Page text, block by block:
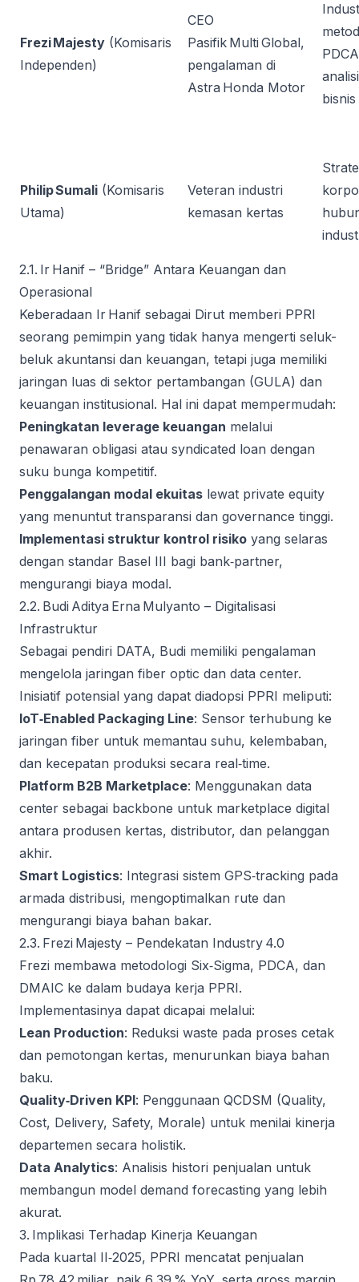
Frezi Majesty (Komisaris
Independen)
CEO
Pasifik Multi Global,
pengalaman di
Astra Honda Motor
bisnis
Philip Sumali (Komisaris
Utama)
Veteran industri
kemasan kertas
2.1. Ir Hanif – “Bridge” Antara Keuangan dan
Operasional
Keberadaan Ir Hanif sebagai Dirut memberi PPRI
seorang pemimpin yang tidak hanya mengerti seluk-
beluk akuntansi dan keuangan, tetapi juga memiliki
jaringan luas di sektor pertambangan (GULA) dan
keuangan institusional. Hal ini dapat mempermudah:
Peningkatan leverage keuangan melalui
penawaran obligasi atau syndicated loan dengan
suku bunga kompetitif.
Penggalangan modal ekuitas lewat private equity
yang menuntut transparansi dan governance tinggi.
Implementasi struktur kontrol risiko yang selaras
dengan standar Basel III bagi bank‑partner,
mengurangi biaya modal.
2.2. Budi Aditya Erna Mulyanto – Digitalisasi
Infrastruktur
Sebagai pendiri DATA, Budi memiliki pengalaman
mengelola jaringan fiber optic dan data center.
Inisiatif potensial yang dapat diadopsi PPRI meliputi:
IoT‑Enabled Packaging Line: Sensor terhubung ke
jaringan fiber untuk memantau suhu, kelembaban,
dan kecepatan produksi secara real‑time.
Platform B2B Marketplace: Menggunakan data
center sebagai backbone untuk marketplace digital
antara produsen kertas, distributor, dan pelanggan
akhir.
Smart Logistics: Integrasi sistem GPS‑tracking pada
armada distribusi, mengoptimalkan rute dan
mengurangi biaya bahan bakar.
2.3. Frezi Majesty – Pendekatan Industry 4.0
Frezi membawa metodologi Six‑Sigma, PDCA, dan
DMAIC ke dalam budaya kerja PPRI.
Implementasinya dapat dicapai melalui:
Lean Production: Reduksi waste pada proses cetak
dan pemotongan kertas, menurunkan biaya bahan
baku.
Quality‑Driven KPI: Penggunaan QCDSM (Quality,
Cost, Delivery, Safety, Morale) untuk menilai kinerja
departemen secara holistik.
Data Analytics: Analisis histori penjualan untuk
membangun model demand forecasting yang lebih
akurat.
3. Implikasi Terhadap Kinerja Keuangan
Pada kuartal II‑2025, PPRI mencatat penjualan